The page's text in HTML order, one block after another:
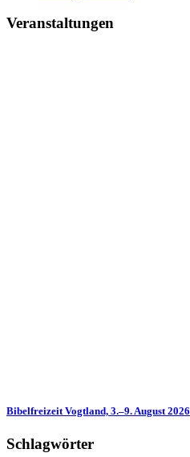
Veranstaltungen
Bibelfreizeit Vogtland, 3.–9. August 2026
Schlagwörter